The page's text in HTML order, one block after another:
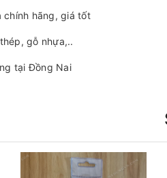
chính hãng, giá tốt
gỗ nhựa,..
tại Đồng Nai